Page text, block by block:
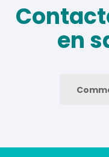
en